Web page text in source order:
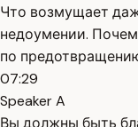
Что возмущает
недоумении.
по
07:29
Speaker A
Вы должны быть